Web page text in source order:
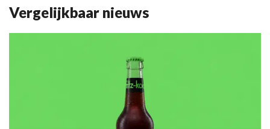
Vergelijkbaar nieuws